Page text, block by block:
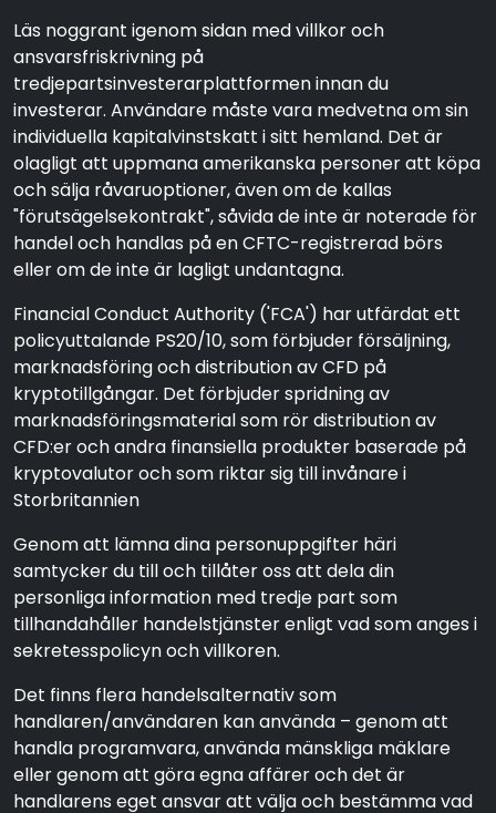
Läs noggrant igenom sidan med villkor och
ansvarsfriskrivning på
tredjepartsinvesterarplattformen innan du
investerar. Användare måste vara medvetna om sin
individuella kapitalvinstskatt i sitt hemland. Det är
olagligt att uppmana amerikanska personer att köpa
och sälja råvaruoptioner, även om de kallas
"förutsägelsekontrakt", såvida de inte är noterade för
handel och handlas på en CFTC-registrerad börs
eller om de inte är lagligt undantagna.
Financial Conduct Authority ('FCA') har utfärdat ett
policyuttalande PS20/10, som förbjuder försäljning,
marknadsföring och distribution av CFD på
kryptotillgångar. Det förbjuder spridning av
marknadsföringsmaterial som rör distribution av
CFD:er och andra finansiella produkter baserade på
kryptovalutor och som riktar sig till invånare i
Storbritannien
Genom att lämna dina personuppgifter häri
samtycker du till och tillåter oss att dela din
personliga information med tredje part som
tillhandahåller handelstjänster enligt vad som anges i
sekretesspolicyn och villkoren.
Det finns flera handelsalternativ som
handlaren/användaren kan använda – genom att
handla programvara, använda mänskliga mäklare
eller genom att göra egna affärer och det är
handlarens eget ansvar att välja och bestämma vad